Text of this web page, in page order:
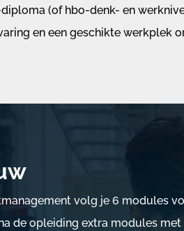
(of hbo-denk- en
en een geschikte werkplek
volg je 6 modules
de opleiding extra modules